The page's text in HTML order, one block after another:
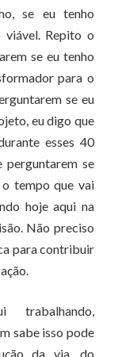
se eu tenho
viável. Repito o
se eu tenho
para o
se eu
eu digo que
esses 40
perguntarem se
o tempo que vai
hoje aqui na
Não preciso
para contribuir
trabalhando,
sabe isso pode
da via, do